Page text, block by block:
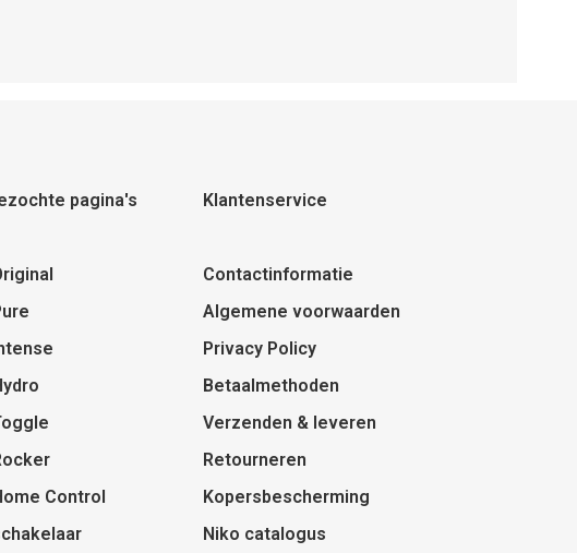
pagina's
Control
Klantenservice
Contactinformatie
Algemene voorwaarden
Privacy Policy
Betaalmethoden
Verzenden & leveren
Retourneren
Kopersbescherming
Niko catalogus